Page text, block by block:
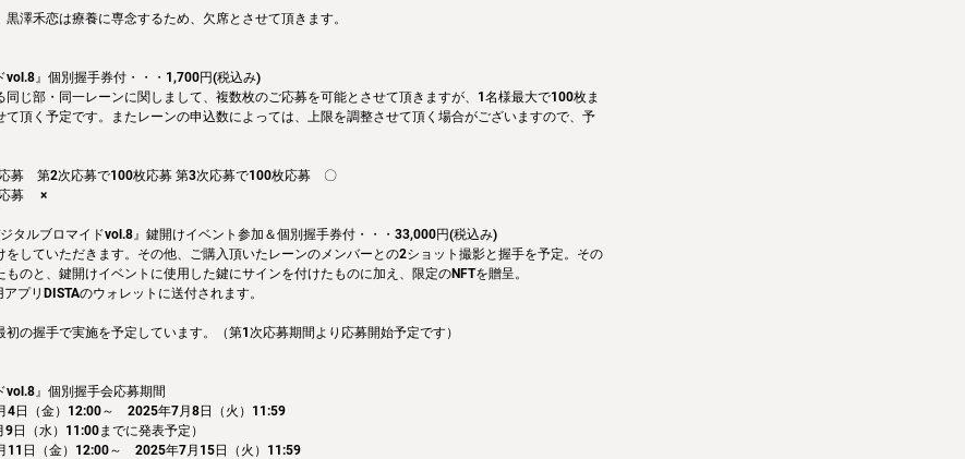
澤禾恋は療養に専念するため、欠席とさせて頂きます。
vol.8』個別握手券付・・・1,700円(税込み)
じ部・同一レーンに関しまして、複数枚のご応募を可能とさせて頂きますが、1名様最大で100枚ま
て頂く予定です。またレーンの申込数によっては、上限を調整させて頂く場合がございますので、予
募　第2次応募で100枚応募 第3次応募で100枚応募　〇
募　 ×
ジタルブロマイドvol.8』鍵開けイベント参加＆個別握手券付・・・33,000円(税込み)
していただきます。その他、ご購入頂いたレーンのメンバーとの2ショット撮影と握手を予定。その
のと、鍵開けイベントに使用した鍵にサインを付けたものに加え、限定のNFTを贈呈。
プリDISTAのウォレットに送付されます。
の握手で実施を予定しています。（第1次応募期間より応募開始予定です）
』個別握手会応募期間
4日（金）12:00～　2025年7月8日（火）11:59
9日（水）11:00までに発表予定）
11日（金）12:00～　2025年7月15日（火）11:59